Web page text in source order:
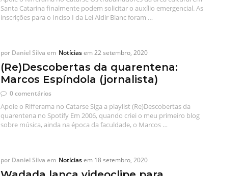
Santa Catarina finalmente podem solicitar o auxílio emergencial. As
inscrições para o Inciso I da Lei Aldir Blanc foram …
por Daniel Silva em Notíciasem22 setembro, 2020
(Re)Descobertas da quarentena:
Marcos Espíndola (jornalista)
0 comentários
Apoie o Rifferama no Catarse Siga a playlist (Re)Descobertas da
quarentena no Spotify Em 2006, quando criei o meu primeiro blog
sobre música, ainda na época da faculdade, o Marcos …
por Daniel Silva em Notíciasem 18 setembro, 2020